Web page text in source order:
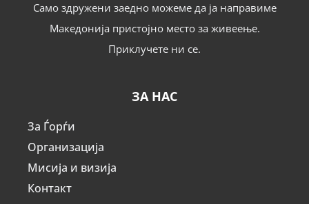
Само здружени заедно можеме да ја направиме
Македонија пристојно место за живеење.
Приклучете ни се.
ЗА НАС
За Ѓорѓи
Организација
Мисија и визија
Контакт